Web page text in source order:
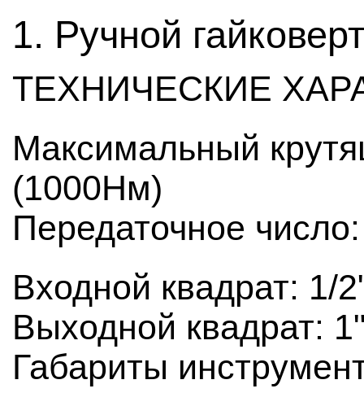
1. Ручной
ТЕХНИЧЕСКИЕ
Максимальный
(1000Нм)
Передаточное
Входной квадрат: 1/
Выходной квадрат:
Габариты